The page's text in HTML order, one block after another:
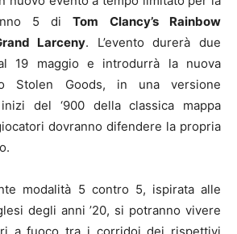
5 diTom Clancy’s Rainbow
Larceny. L’evento durerà due
19 maggio e introdurrà la nuova
Stolen Goods, in una versione
del ‘900 della classica mappa
dovranno difendere la propria
modalità 5 contro 5, ispirata alle
degli anni ’20, si potranno vivere